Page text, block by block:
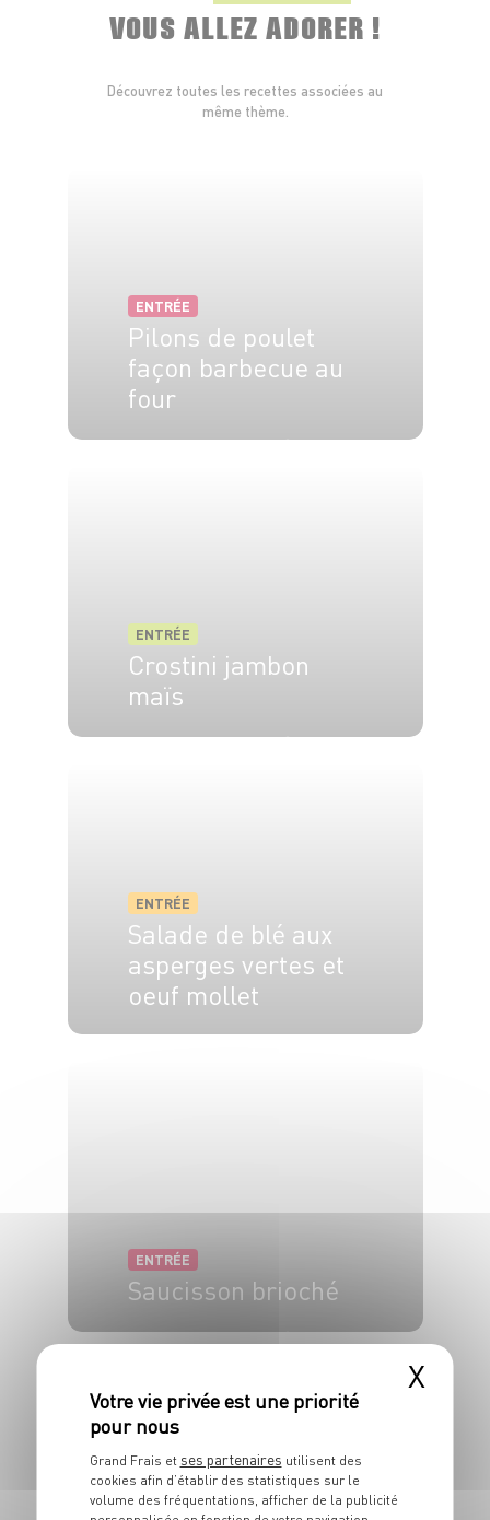
VOUS ALLEZ ADORER !
Découvrez toutes les recettes associées au
même thème.
ENTRÉE
Pilons de poulet
façon barbecue au
four
ENTRÉE
Crostini jambon
maïs
ENTRÉE
Salade de blé aux
asperges vertes et
oeuf mollet
ENTRÉE
Saucisson brioché
6 pers. 30 min 20 min
X
Grand Frais et ses partenaires utilisent des
cookies afin d’établir des statistiques sur le
volume des fréquentations, afficher de la publicité